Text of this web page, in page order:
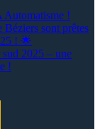
Automatisme !
sont prêtes
! 🌟
2025 – une
!